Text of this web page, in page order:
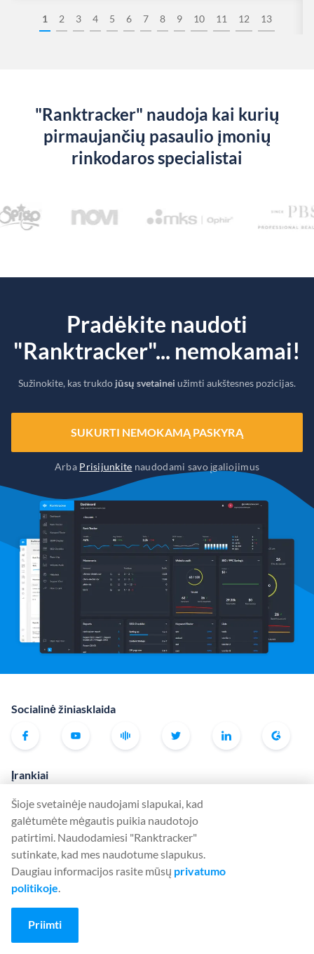
1 2 3 4 5 6 7 8 9 10 11 12 13
"Ranktracker" naudoja kai kurių
pirmaujančių pasaulio įmonių
rinkodaros specialistai
Pradėkite naudoti
"Ranktracker"... nemokamai!
Sužinokite, kas trukdo jūsų svetainei užimti aukštesnes pozicijas.
SUKURTI NEMOKAMĄ PASKYRĄ
Arba Prisijunkite naudodami savo įgaliojimus
Socialinė žiniasklaida
Įrankiai
Rank Tracker
Keyword Finder
SERP Checker
Web Audit
Backlink Checker
Backlink Monitor
SEO kontrolinis sąrašas
Šioje svetainėje naudojami slapukai, kad
galėtumėte mėgautis puikia naudotojo
patirtimi. Naudodamiesi "Ranktracker"
sutinkate, kad mes naudotume slapukus.
Daugiau informacijos rasite mūsų privatumo
politikoje.
Priimti